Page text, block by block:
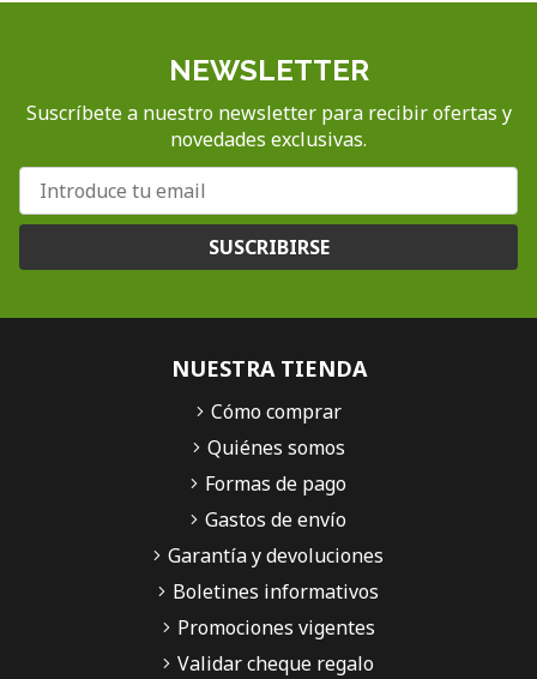
NEWSLETTER
Suscríbete a nuestro newsletter para recibir ofertas y
novedades exclusivas.
SUSCRIBIRSE
NUESTRA TIENDA
Cómo comprar
Quiénes somos
Formas de pago
Gastos de envío
Garantía y devoluciones
Boletines informativos
Promociones vigentes
Validar cheque regalo